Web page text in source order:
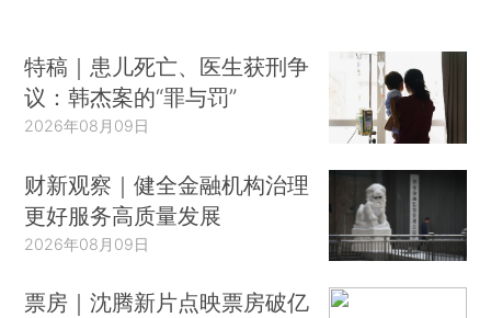
特稿｜患儿死亡、医生获刑争
议：韩杰案的“罪与罚”
2026年08月09日
财新观察｜健全金融机构治理
更好服务高质量发展
2026年08月09日
票房｜沈腾新片点映票房破亿